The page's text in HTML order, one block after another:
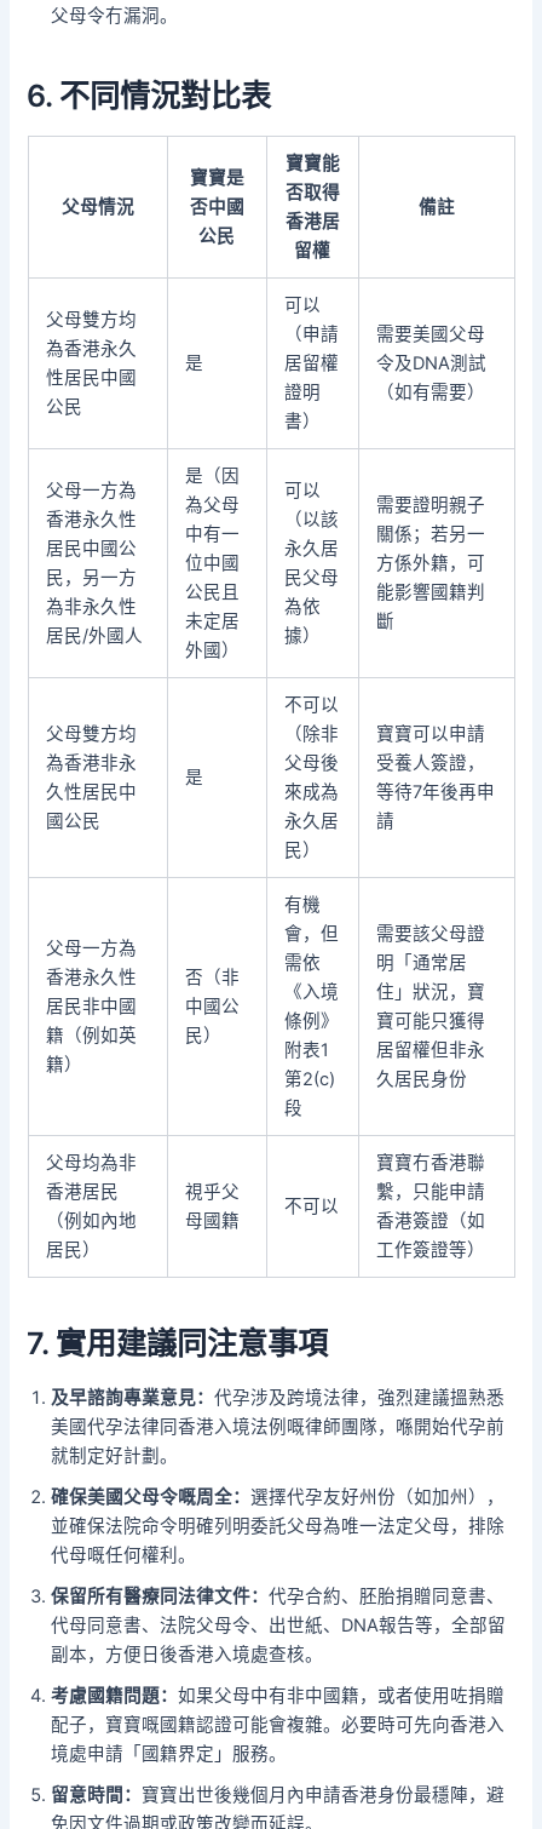
父母令冇漏洞。
6. 不同情況對比表
父母情況
寶寶是
否中國
公民
寶寶能
否取得
香港居
留權
備註
父母雙方均
為香港永久
性居民中國
公民
是
可以
（申請
居留權
證明
書）
需要美國父母
令及DNA測試
（如有需要）
父母一方為
香港永久性
居民中國公
民，另一方
為非永久性
居民/外國人
是（因
為父母
中有一
位中國
公民且
未定居
外國）
可以
（以該
永久居
民父母
為依
據）
需要證明親子
關係；若另一
方係外籍，可
能影響國籍判
斷
父母雙方均
為香港非永
久性居民中
國公民
是
不可以
（除非
父母後
來成為
永久居
民）
寶寶可以申請
受養人簽證，
等待7年後再申
請
父母一方為
香港永久性
居民非中國
籍（例如英
籍）
否（非
中國公
民）
有機
會，但
需依
《入境
條例》
附表1
第2(c)
段
需要該父母證
明「通常居
住」狀況，寶
寶可能只獲得
居留權但非永
久居民身份
父母均為非
香港居民
（例如內地
居民）
視乎父
母國籍
不可以
寶寶冇香港聯
繫，只能申請
香港簽證（如
工作簽證等）
7. 實用建議同注意事項
及早諮詢專業意見：代孕涉及跨境法律，強烈建議搵熟悉
美國代孕法律同香港入境法例嘅律師團隊，喺開始代孕前
就制定好計劃。
確保美國父母令嘅周全：選擇代孕友好州份（如加州），
並確保法院命令明確列明委託父母為唯一法定父母，排除
代母嘅任何權利。
保留所有醫療同法律文件：代孕合約、胚胎捐贈同意書、
代母同意書、法院父母令、出世紙、DNA報告等，全部留
副本，方便日後香港入境處查核。
考慮國籍問題：如果父母中有非中國籍，或者使用咗捐贈
配子，寶寶嘅國籍認證可能會複雜。必要時可先向香港入
境處申請「國籍界定」服務。
留意時間： 寶寶出世後幾個月內申請香港身份最穩陣，避
免因文件過期或政策改變而延誤。